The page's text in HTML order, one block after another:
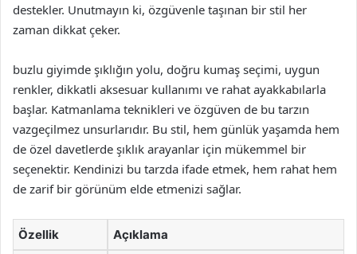
destekler. Unutmayın ki, özgüvenle taşınan bir stil her
zaman dikkat çeker.
buzlu giyimde şıklığın yolu, doğru kumaş seçimi, uygun
renkler, dikkatli aksesuar kullanımı ve rahat ayakkabılarla
başlar. Katmanlama teknikleri ve özgüven de bu tarzın
vazgeçilmez unsurlarıdır. Bu stil, hem günlük yaşamda hem
de özel davetlerde şıklık arayanlar için mükemmel bir
seçenektir. Kendinizi bu tarzda ifade etmek, hem rahat hem
de zarif bir görünüm elde etmenizi sağlar.
Özellik Açıklama